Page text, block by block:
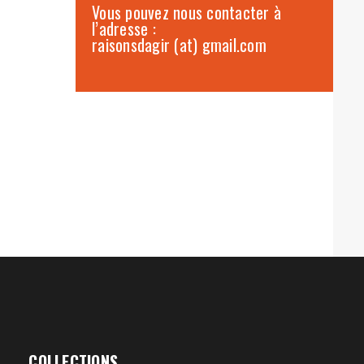
Vous pouvez nous contacter à
l’adresse :
raisonsdagir (at) gmail.com